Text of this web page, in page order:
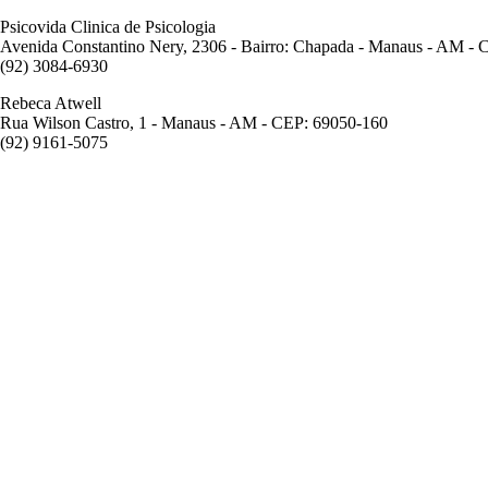
Psicovida Clinica de Psicologia
Avenida Constantino Nery, 2306 - Bairro: Chapada - Manaus - AM -
(92) 3084-6930
Rebeca Atwell
Rua Wilson Castro, 1 - Manaus - AM - CEP: 69050-160
(92) 9161-5075